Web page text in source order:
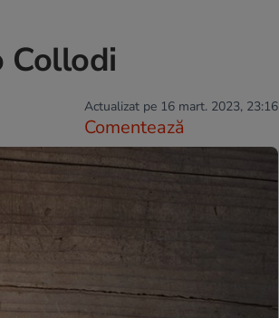
Collodi
Actualizat pe 16 mart. 2023, 23:16
Comentează